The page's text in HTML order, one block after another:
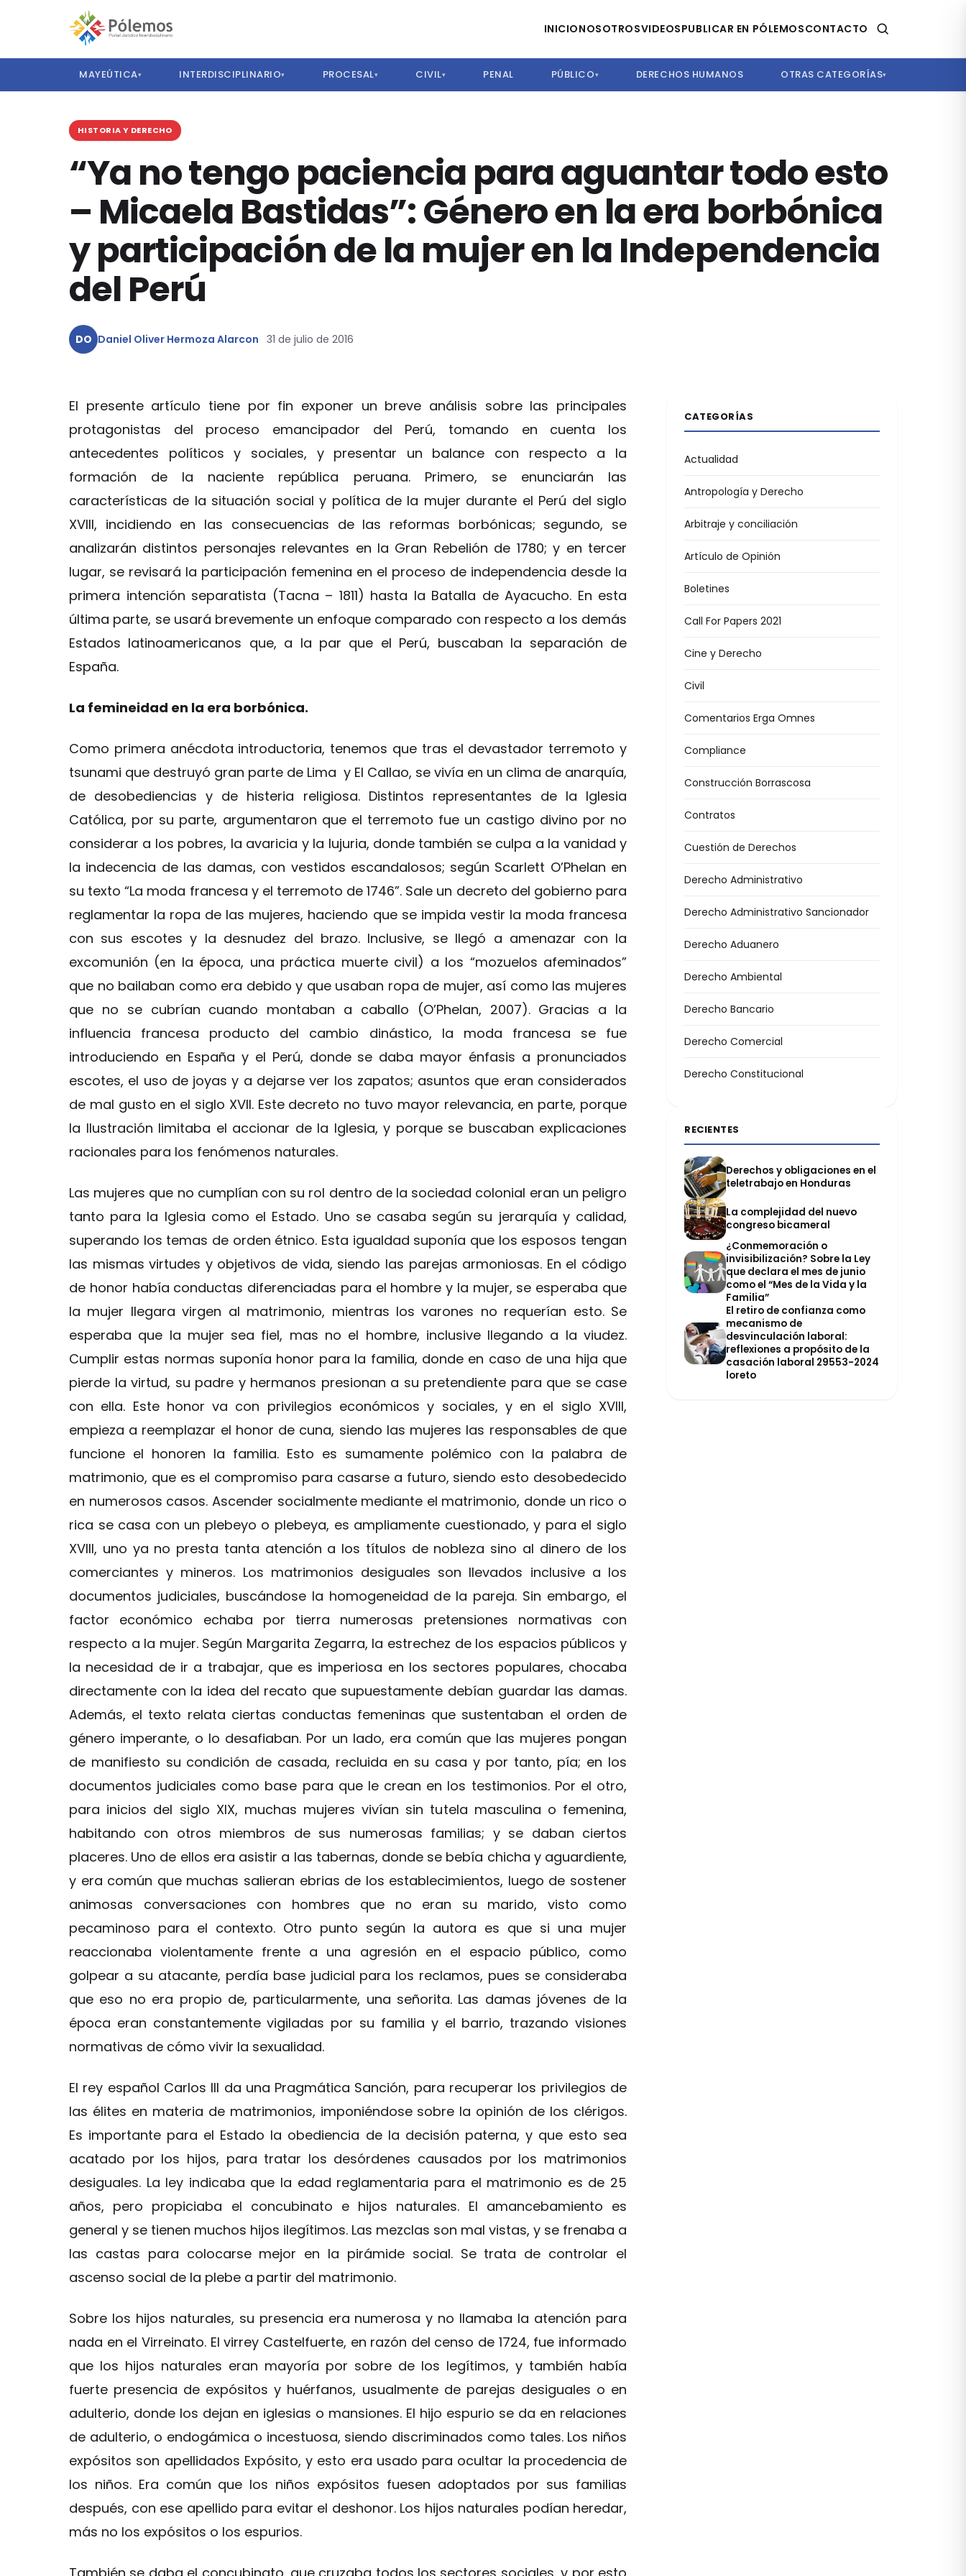
INICIONOSOTROSVIDEOSPUBLICAR EN PÓLEMOSCONTACTO
MAYEÚTICA▾ INTERDISCIPLINARIO▾ PROCESAL▾ CIVIL▾ PENAL PÚBLICO▾ DERECHOS HUMANOS OTRAS CATEGORÍAS▾
HISTORIA Y DERECHO
“Ya no tengo paciencia para aguantar todo esto
– Micaela Bastidas”: Género en la era borbónica
y participación de la mujer en la Independencia
del Perú
DO Daniel Oliver Hermoza Alarcon 31 de julio de 2016
El presente artículo tiene por fin exponer un breve análisis sobre las principales
protagonistas del proceso emancipador del Perú, tomando en cuenta los
antecedentes políticos y sociales, y presentar un balance con respecto a la
formación de la naciente república peruana. Primero, se enunciarán las
características de la situación social y política de la mujer durante el Perú del siglo
XVIII, incidiendo en las consecuencias de las reformas borbónicas; segundo, se
analizarán distintos personajes relevantes en la Gran Rebelión de 1780; y en tercer
lugar, se revisará la participación femenina en el proceso de independencia desde la
primera intención separatista (Tacna – 1811) hasta la Batalla de Ayacucho. En esta
última parte, se usará brevemente un enfoque comparado con respecto a los demás
Estados latinoamericanos que, a la par que el Perú, buscaban la separación de
España.
La femineidad en la era borbónica.
Como primera anécdota introductoria, tenemos que tras el devastador terremoto y
tsunami que destruyó gran parte de Lima y El Callao, se vivía en un clima de anarquía,
de desobediencias y de histeria religiosa. Distintos representantes de la Iglesia
Católica, por su parte, argumentaron que el terremoto fue un castigo divino por no
considerar a los pobres, la avaricia y la lujuria, donde también se culpa a la vanidad y
la indecencia de las damas, con vestidos escandalosos; según Scarlett O’Phelan en
su texto “La moda francesa y el terremoto de 1746”. Sale un decreto del gobierno para
reglamentar la ropa de las mujeres, haciendo que se impida vestir la moda francesa
con sus escotes y la desnudez del brazo. Inclusive, se llegó a amenazar con la
excomunión (en la época, una práctica muerte civil) a los “mozuelos afeminados”
que no bailaban como era debido y que usaban ropa de mujer, así como las mujeres
que no se cubrían cuando montaban a caballo (O’Phelan, 2007). Gracias a la
influencia francesa producto del cambio dinástico, la moda francesa se fue
introduciendo en España y el Perú, donde se daba mayor énfasis a pronunciados
escotes, el uso de joyas y a dejarse ver los zapatos; asuntos que eran considerados
de mal gusto en el siglo XVII. Este decreto no tuvo mayor relevancia, en parte, porque
la Ilustración limitaba el accionar de la Iglesia, y porque se buscaban explicaciones
racionales para los fenómenos naturales.
Las mujeres que no cumplían con su rol dentro de la sociedad colonial eran un peligro
tanto para la Iglesia como el Estado. Uno se casaba según su jerarquía y calidad,
superando los temas de orden étnico. Esta igualdad suponía que los esposos tengan
las mismas virtudes y objetivos de vida, siendo las parejas armoniosas. En el código
de honor había conductas diferenciadas para el hombre y la mujer, se esperaba que
la mujer llegara virgen al matrimonio, mientras los varones no requerían esto. Se
esperaba que la mujer sea fiel, mas no el hombre, inclusive llegando a la viudez.
Cumplir estas normas suponía honor para la familia, donde en caso de una hija que
pierde la virtud, su padre y hermanos presionan a su pretendiente para que se case
con ella. Este honor va con privilegios económicos y sociales, y en el siglo XVIII,
empieza a reemplazar el honor de cuna, siendo las mujeres las responsables de que
funcione el honoren la familia. Esto es sumamente polémico con la palabra de
matrimonio, que es el compromiso para casarse a futuro, siendo esto desobedecido
en numerosos casos. Ascender socialmente mediante el matrimonio, donde un rico o
rica se casa con un plebeyo o plebeya, es ampliamente cuestionado, y para el siglo
XVIII, uno ya no presta tanta atención a los títulos de nobleza sino al dinero de los
comerciantes y mineros. Los matrimonios desiguales son llevados inclusive a los
documentos judiciales, buscándose la homogeneidad de la pareja. Sin embargo, el
factor económico echaba por tierra numerosas pretensiones normativas con
respecto a la mujer. Según Margarita Zegarra, la estrechez de los espacios públicos y
la necesidad de ir a trabajar, que es imperiosa en los sectores populares, chocaba
directamente con la idea del recato que supuestamente debían guardar las damas.
Además, el texto relata ciertas conductas femeninas que sustentaban el orden de
género imperante, o lo desafiaban. Por un lado, era común que las mujeres pongan
de manifiesto su condición de casada, recluida en su casa y por tanto, pía; en los
documentos judiciales como base para que le crean en los testimonios. Por el otro,
para inicios del siglo XIX, muchas mujeres vivían sin tutela masculina o femenina,
habitando con otros miembros de sus numerosas familias; y se daban ciertos
placeres. Uno de ellos era asistir a las tabernas, donde se bebía chicha y aguardiente,
y era común que muchas salieran ebrias de los establecimientos, luego de sostener
animosas conversaciones con hombres que no eran su marido, visto como
pecaminoso para el contexto. Otro punto según la autora es que si una mujer
reaccionaba violentamente frente a una agresión en el espacio público, como
golpear a su atacante, perdía base judicial para los reclamos, pues se consideraba
que eso no era propio de, particularmente, una señorita. Las damas jóvenes de la
época eran constantemente vigiladas por su familia y el barrio, trazando visiones
normativas de cómo vivir la sexualidad.
El rey español Carlos III da una Pragmática Sanción, para recuperar los privilegios de
las élites en materia de matrimonios, imponiéndose sobre la opinión de los clérigos.
Es importante para el Estado la obediencia de la decisión paterna, y que esto sea
acatado por los hijos, para tratar los desórdenes causados por los matrimonios
desiguales. La ley indicaba que la edad reglamentaria para el matrimonio es de 25
años, pero propiciaba el concubinato e hijos naturales. El amancebamiento es
general y se tienen muchos hijos ilegítimos. Las mezclas son mal vistas, y se frenaba a
las castas para colocarse mejor en la pirámide social. Se trata de controlar el
ascenso social de la plebe a partir del matrimonio.
Sobre los hijos naturales, su presencia era numerosa y no llamaba la atención para
nada en el Virreinato. El virrey Castelfuerte, en razón del censo de 1724, fue informado
que los hijos naturales eran mayoría por sobre de los legítimos, y también había
fuerte presencia de expósitos y huérfanos, usualmente de parejas desiguales o en
adulterio, donde los dejan en iglesias o mansiones. El hijo espurio se da en relaciones
de adulterio, o endogámica o incestuosa, siendo discriminados como tales. Los niños
expósitos son apellidados Expósito, y esto era usado para ocultar la procedencia de
los niños. Era común que los niños expósitos fuesen adoptados por sus familias
después, con ese apellido para evitar el deshonor. Los hijos naturales podían heredar,
más no los expósitos o los espurios.
CATEGORÍAS
Actualidad
Antropología y Derecho
Arbitraje y conciliación
Artículo de Opinión
Boletines
Call For Papers 2021
Cine y Derecho
Civil
Comentarios Erga Omnes
Compliance
Construcción Borrascosa
Contratos
Cuestión de Derechos
Derecho Administrativo
Derecho Administrativo Sancionador
Derecho Aduanero
Derecho Ambiental
Derecho Bancario
Derecho Comercial
Derecho Constitucional
RECIENTES
Derechos y obligaciones en el
teletrabajo en Honduras
La complejidad del nuevo
congreso bicameral
¿Conmemoración o
invisibilización? Sobre la Ley
que declara el mes de junio
como el “Mes de la Vida y la
Familia”
El retiro de confianza como
mecanismo de
desvinculación laboral:
reflexiones a propósito de la
casación laboral 29553-2024
loreto